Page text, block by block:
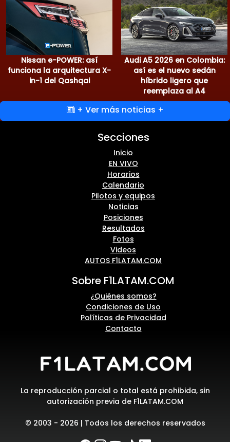
Nissan e-POWER: así
funciona la arquitectura X-
in-1 del Qashqai
Audi A5 2026 en Colombia:
así es el nuevo sedán
híbrido ligero que
reemplaza al A4
+ Ver más noticias +
Secciones
Inicio
EN VIVO
Horarios
Calendario
Pilotos y equipos
Noticias
Posiciones
Resultados
Fotos
Videos
AUTOS F1LATAM.COM
Sobre F1LATAM.COM
¿Quiénes somos?
Condiciones de Uso
Políticas de Privacidad
Contacto
La reproducción parcial o total está prohibida, sin
autorización previa de F1LATAM.COM
© 2003 - 2026 | Todos los derechos reservados